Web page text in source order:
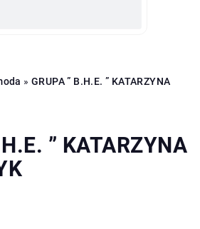
»GRUPA ” B.H.E. ” KATARZYNA
” KATARZYNA